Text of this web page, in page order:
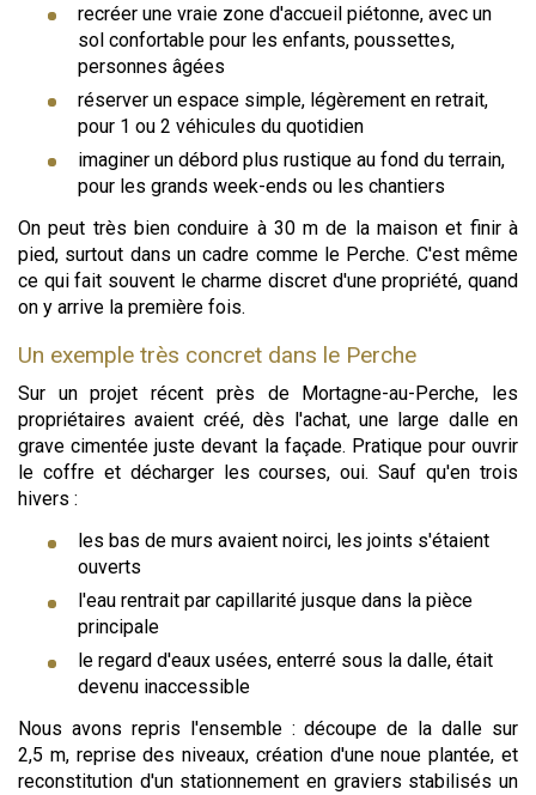
recréer une vraie zone d'accueil piétonne, avec un
sol confortable pour les enfants, poussettes,
personnes âgées
réserver un espace simple, légèrement en retrait,
pour 1 ou 2 véhicules du quotidien
imaginer un débord plus rustique au fond du terrain,
pour les grands week-ends ou les chantiers
On peut très bien conduire à 30 m de la maison et finir à
pied, surtout dans un cadre comme le Perche. C'est même
ce qui fait souvent le charme discret d'une propriété, quand
on y arrive la première fois.
Un exemple très concret dans le Perche
Sur un projet récent près de Mortagne-au-Perche, les
propriétaires avaient créé, dès l'achat, une large dalle en
grave cimentée juste devant la façade. Pratique pour ouvrir
le coffre et décharger les courses, oui. Sauf qu'en trois
hivers :
les bas de murs avaient noirci, les joints s'étaient
ouverts
l'eau rentrait par capillarité jusque dans la pièce
principale
le regard d'eaux usées, enterré sous la dalle, était
devenu inaccessible
Nous avons repris l'ensemble : découpe de la dalle sur
2,5 m, reprise des niveaux, création d'une noue plantée, et
reconstitution d'un stationnement en graviers stabilisés un